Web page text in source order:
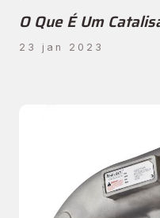
O Que É Um
23 jan 2023